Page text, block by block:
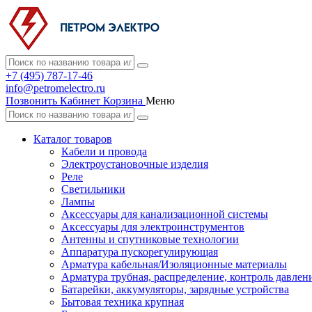
+7 (495) 787-17-46
info@petromelectro.ru
Позвонить Кабинет Корзина Меню
Каталог товаров
Кабели и провода
Электроустановочные изделия
Реле
Светильники
Лампы
Аксессуары для канализационной системы
Аксессуары для электроинструментов
Антенны и спутниковые технологии
Аппаратура пускорегулирующая
Арматура кабельная/Изоляционные материалы
Арматура трубная, распределение, контроль
Батарейки, аккумуляторы, зарядные устройства
Бытовая техника крупная